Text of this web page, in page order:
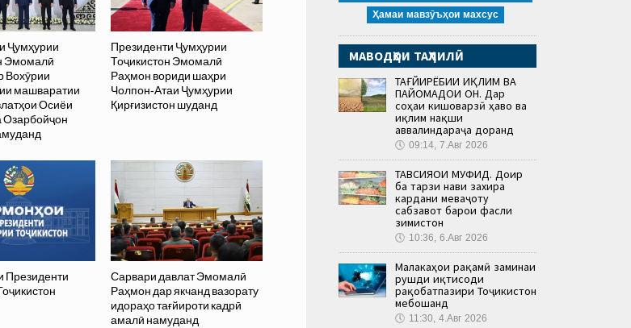
Ҷумҳурии
Эмомалӣ
Вохӯрии
машваратии
Осиёи
Озарбойҷон
Президенти Ҷумҳурии
Тоҷикистон Эмомалӣ
Раҳмон вориди шаҳри
Чолпон-Атаи Ҷумҳурии
Қирғизистон шуданд
Президенти
Сарвари давлат Эмомалӣ
Раҳмон дар якчанд вазорату
идораҳо тағйироти кадрӣ
амалӣ намуданд
Ҳамаи мавзӯъҳои махсус
МАВОДҲОИ ТАҲЛИЛӢ
ТАҒЙИРЁБИИ ИҚЛИМ ВА
ПАЙОМАДҲОИ ОН. Дар
соҳаи кишоварзӣ ҳаво ва
иқлим нақши
аввалиндараҷа доранд
🕔 09:14, 7.Авг 2026
ТАВСИЯҲОИ МУФИД. Доир
ба тарзи нави захира
кардани меваҷоту
сабзавот барои фасли
зимистон
🕔 10:36, 6.Авг 2026
Малакаҳои рақамӣ заминаи
рушди иқтисоди
рақобатпазири Тоҷикистон
мебошанд
🕔 11:30, 4.Авг 2026